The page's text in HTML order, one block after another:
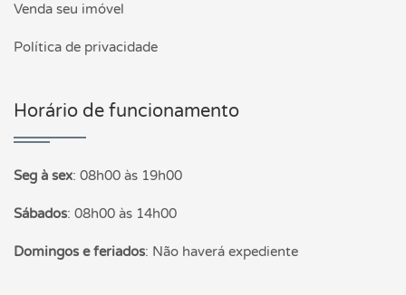
Venda seu imóvel
Política de privacidade
Horário de funcionamento
Seg à sex: 08h00 às 19h00
Sábados: 08h00 às 14h00
Domingos e feriados: Não haverá expediente